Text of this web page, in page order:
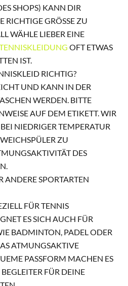
KANN DIR ZUS
GRÖSSE ZU FIND
LIEBER EINE NUMM
OFT ETWAS
IST.
RICHTIG?
UND KANN IN DER
WERDEN. BITTE
AUF DEM ETIKETT. WIR
NIEDRIGER TEMPERATUR
ZU
DES
ANDERE SPORTARTEN
FÜR TENNIS
ES SICH AUCH FÜR
BADMINTON, PADEL ODER
ATMUNGSAKTIVE
PASSFORM MACHEN ES
FÜR DEINE